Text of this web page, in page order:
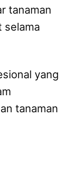
tanaman
selama
yang
tanaman